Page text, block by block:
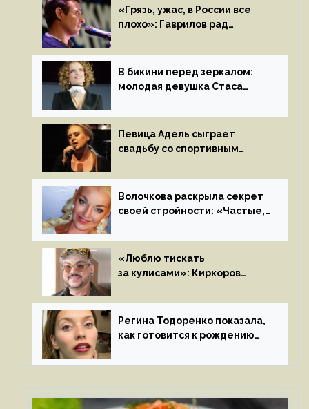
«Грязь, ужас, в России все
плохо»: Гаврилов рад
иноагентов
В бикини перед зеркалом:
молодая девушка Стаса
на камеру
Певица Адель сыграет
свадьбу со спортивным
летом
Волочкова раскрыла секрет
своей стройности: «Частые,
«Люблю тискать
за кулисами»: Киркоров
к молодой особе
Регина Тодоренко показала,
как готовится к рождению